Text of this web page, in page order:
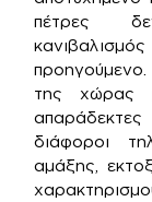
πέτρες
της χώρας
διάφοροι
αμάξης,